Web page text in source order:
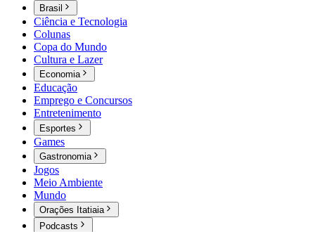
Brasil
Ciência e Tecnologia
Colunas
Copa do Mundo
Cultura e Lazer
Economia
Educação
Emprego e Concursos
Entretenimento
Esportes
Games
Gastronomia
Jogos
Meio Ambiente
Mundo
Orações Itatiaia
Podcasts